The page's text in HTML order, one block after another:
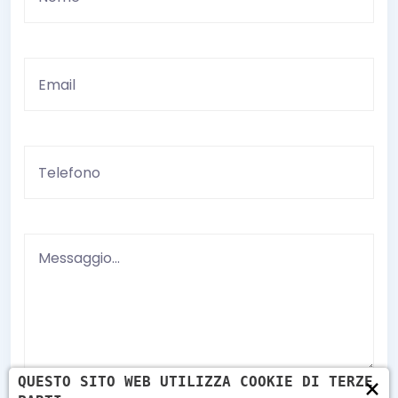
×
QUESTO SITO WEB UTILIZZA COOKIE DI TERZE